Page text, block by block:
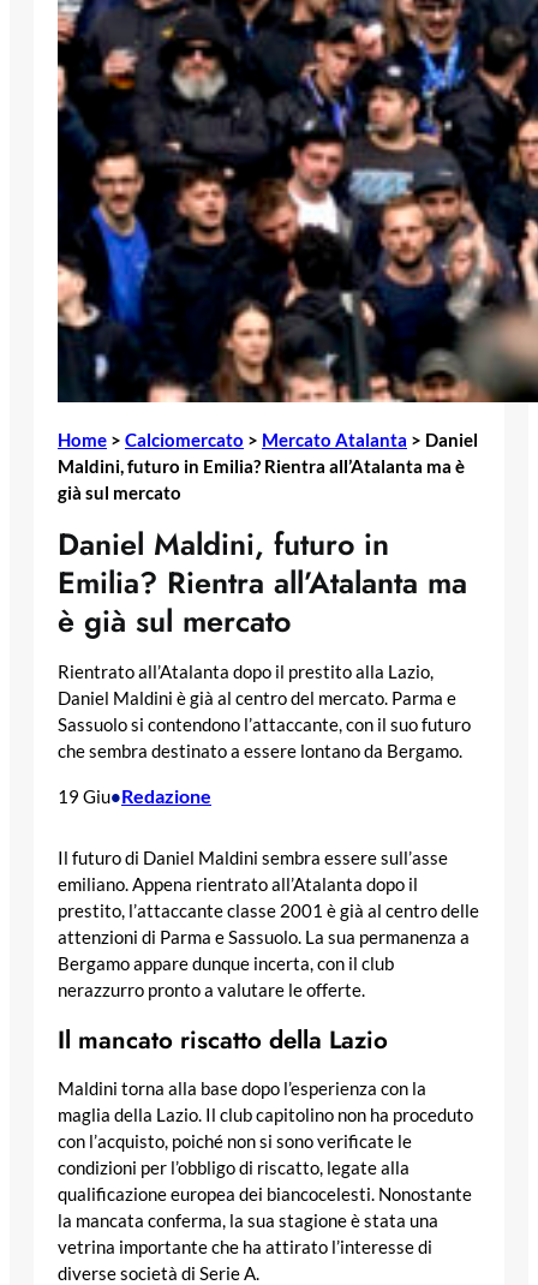
Home > Calciomercato > Mercato Atalanta > Daniel
Maldini, futuro in Emilia? Rientra all’Atalanta ma è
già sul mercato
Daniel Maldini, futuro in
Emilia? Rientra all’Atalanta ma
è già sul mercato
Rientrato all’Atalanta dopo il prestito alla Lazio,
Daniel Maldini è già al centro del mercato. Parma e
Sassuolo si contendono l’attaccante, con il suo futuro
che sembra destinato a essere lontano da Bergamo.
19 Giu•Redazione
Il futuro di Daniel Maldini sembra essere sull’asse
emiliano. Appena rientrato all’Atalanta dopo il
prestito, l’attaccante classe 2001 è già al centro delle
attenzioni di Parma e Sassuolo. La sua permanenza a
Bergamo appare dunque incerta, con il club
nerazzurro pronto a valutare le offerte.
Il mancato riscatto della Lazio
Maldini torna alla base dopo l’esperienza con la
maglia della Lazio. Il club capitolino non ha proceduto
con l’acquisto, poiché non si sono verificate le
condizioni per l’obbligo di riscatto, legate alla
qualificazione europea dei biancocelesti. Nonostante
la mancata conferma, la sua stagione è stata una
vetrina importante che ha attirato l’interesse di
diverse società di Serie A.